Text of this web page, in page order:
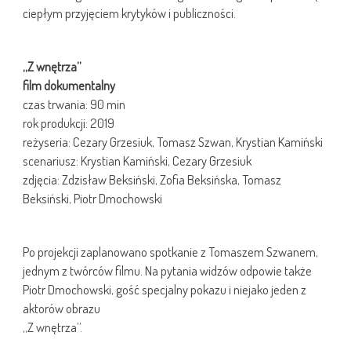
ciepłym przyjęciem krytyków i publiczności.
„Z wnętrza”
film dokumentalny
czas trwania: 90 min
rok produkcji: 2019
reżyseria: Cezary Grzesiuk, Tomasz Szwan, Krystian Kamiński
scenariusz: Krystian Kamiński, Cezary Grzesiuk
zdjęcia: Zdzisław Beksiński, Zofia Beksińska, Tomasz
Beksiński, Piotr Dmochowski
Po projekcji zaplanowano spotkanie z Tomaszem Szwanem,
jednym z twórców filmu. Na pytania widzów odpowie także
Piotr Dmochowski, gość specjalny pokazu i niejako jeden z
aktorów obrazu
„Z wnętrza”.